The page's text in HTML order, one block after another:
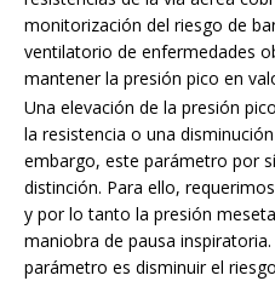
monitorización del riesgo de
ventilatorio de enfermedades
mantener la presión pico en
Una elevación de la presión
la resistencia o una
embargo, este parámetro por
distinción. Para ello,
y por lo tanto la presión
maniobra de pausa
parámetro es disminuir el